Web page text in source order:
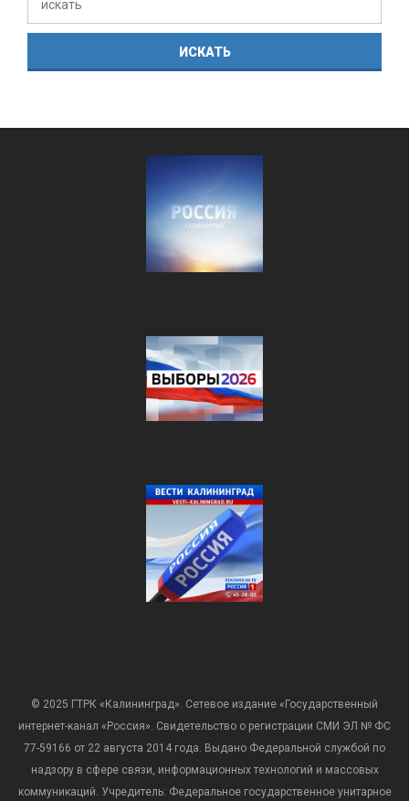
© 2025 ГТРК «Калининград». Сетевое издание «Государственный
интернет-канал «Россия». Свидетельство о регистрации СМИ ЭЛ № ФС
77-59166 от 22 августа 2014 года. Выдано Федеральной службой по
надзору в сфере связи, информационных технологий и массовых
коммуникаций. Учредитель: Федеральное государственное унитарное